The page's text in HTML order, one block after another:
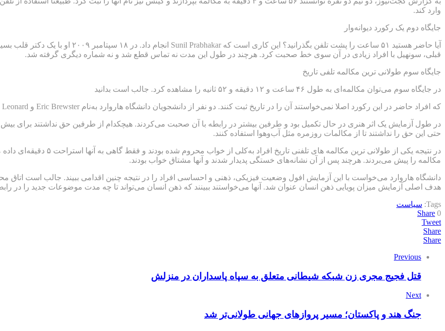
وارد کند.
جایگاه دوم یک رکورد دیوانه‌وار
قبلی، سونهیل با افراد زیادی در آن سوی خط صحبت کرد. هرچند در طول این مدت نه تماس قطع شد و نه شماره دیگری گرفته شد.
جایگاه سوم طولانی‌ ترین مکالمه تلفی تاریخ
در جایگاه سوم می‌توان مکالمه‌ای به طول ۴۶ ساعت و ۱۲ دقیقه و ۵۲ ثانیه را مشاهده کرد. جالب است بدانید
که افراد حاضر در این رکورد اصلا نمی‌خواستند آن را در تاریخ ثبت کنند. دو نفر از دانشجویان دانشگاه هاروارد به‌نام Eric Brewster و Avery Leonard تصمیم گرفتند یک آزمایش جالب را امتحان کنند.
حتی این حق را نداشتند تا از مکالمات روزمره مثل آب‌وهوا استفاده کنند.
مکالمه را پیش می‌بردند. هرچند پس از آن نشانه‌های خستگی پدیدار شدند و آنها مشتاق خواب بودند.
دانشگاه هاروارد می‌خواست با این آزمایش افول وضعیت فیزیکی، ذهنی و احساسی افراد را در نتیجه چنین اقدامی ببیند. جالب است اتاق
هدف اصلی آزمایش میزان پویایی ذهن انسان عنوان شد. آنها می‌خواستند ببینند که ذهن انسان می‌تواند تا چه مدت موضوعات جدید را در
Tags: سیاست
Share 0
Tweet
Share
Share
Previous
قتل فجیج مجری زن شبکه شیطانی متعلق به سپاه پاسداران در منزلش
Next
جنگ هند و پاکستان؛ مسیر پروازهای جهانی طولانی‌تر شد